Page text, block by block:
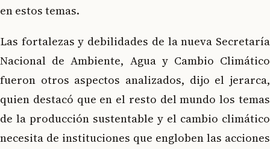
en estos temas.
Las fortalezas y debilidades de la nueva Secretaría
Nacional de Ambiente, Agua y Cambio Climático
fueron otros aspectos analizados, dijo el jerarca,
quien destacó que en el resto del mundo los temas
de la producción sustentable y el cambio climático
necesita de instituciones que engloben las acciones